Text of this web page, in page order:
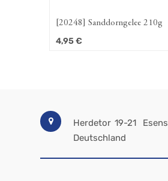
[20248] Sanddorngelee 210g
4,95€
Herdetor 19-21 Esens
Deutschland